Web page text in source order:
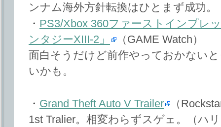
ンナム海外方針転換はひとまず成功。
・ PS3/Xbox 360ファーストインプレ
ンタジーXIII-2」
（GAME Watch）
面白そうだけど前作やっておかない
いかも。
・ Grand Theft Auto V Trailer
（
1st Tralier。相変わらずスゲェ。（ハ